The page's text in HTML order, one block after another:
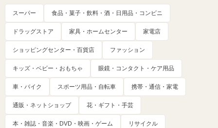
スーパー 食品・菓子・飲料・酒・日用品・コンビニ
ドラッグストア 家具・ホームセンター 家電店
ショッピングセンター・百貨店 ファッション
キッズ・ベビー・おもちゃ 眼鏡・コンタクト・ケア用品
車・バイク スポーツ用品・自転車 携帯・通信・家電
通販・ネットショップ 花・ギフト・手芸
本・雑誌・音楽・DVD・映画・ゲーム リサイクル